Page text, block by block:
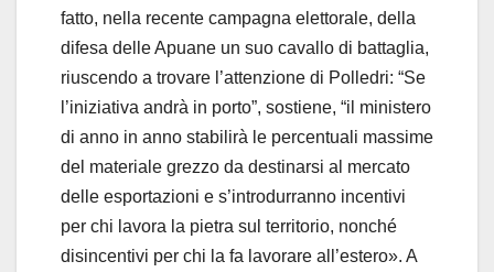
fatto, nella recente campagna elettorale, della
difesa delle Apuane un suo cavallo di battaglia,
riuscendo a trovare l’attenzione di Polledri: “Se
l’iniziativa andrà in porto”, sostiene, “il ministero
di anno in anno stabilirà le percentuali massime
del materiale grezzo da destinarsi al mercato
delle esportazioni e s’introdurranno incentivi
per chi lavora la pietra sul territorio, nonché
disincentivi per chi la fa lavorare all’estero». A